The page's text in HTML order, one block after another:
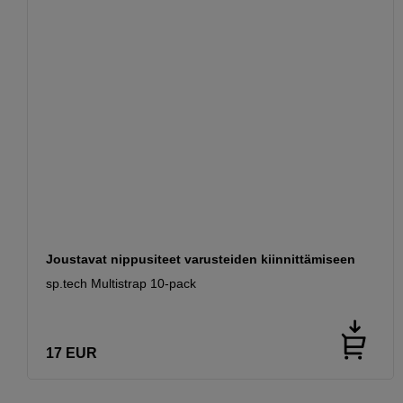
Joustavat nippusiteet varusteiden kiinnittämiseen
sp.tech Multistrap 10-pack
17 EUR